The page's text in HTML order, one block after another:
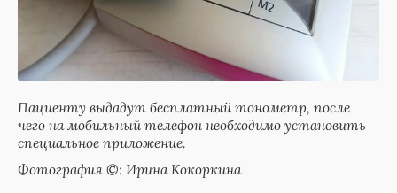
Пациенту выдадут бесплатный тонометр, после
чего на мобильный телефон необходимо установить
специальное приложение.
Фотография ©: Ирина Кокоркина